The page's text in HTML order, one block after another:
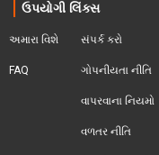
ઉપયોગી લિંક્સ
અમારા વિશે
FAQ
સંપર્ક કરો
ગોપનીયતા નીતિ
વાપરવાના નિયમો
વળતર નીતિ